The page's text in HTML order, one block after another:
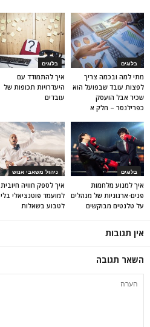
בלוגים
איך להתמודד עם
היעדרויות תכופות של
עובדים
בלוגים
מתי למה ובכמה צריך
לפצות עובד שבפועל הוא
שכיר אבל הועסק
כפרילנסר – חלק א
ניהול משאבי אנוש
איך לספק חוויה חיובית
למועמד פוטנציאלי בלי
לטבוע בשאלות
בלוגים
איך למנוע מלחמות
פנים-ארגוניות של מנהלים
על טלנטים מבוקשים
אין תגובות
השאר תגובה